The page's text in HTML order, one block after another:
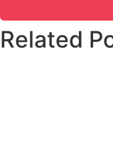
Related